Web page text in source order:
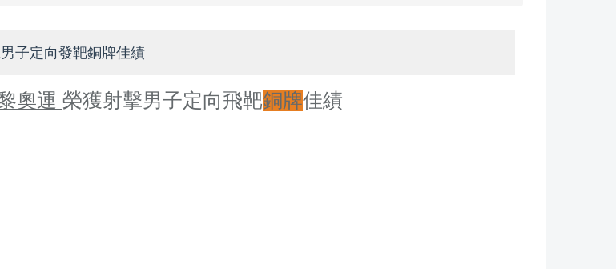
子定向發靶銅牌佳績
奧運 榮獲射擊男子定向飛靶銅牌佳績